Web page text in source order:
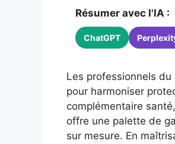
Résumer avec l'IA :
ChatGPT
Les professionnels
pour harmoniser
complémentaire
offre une palette de
sur mesure. En